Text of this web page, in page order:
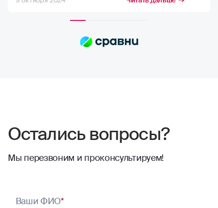
полностью устраивает расчёт страховых
договору, и их хватает на качественный
Остались вопросы?
Мы перезвоним и проконсультируем!
Ваши ФИО*